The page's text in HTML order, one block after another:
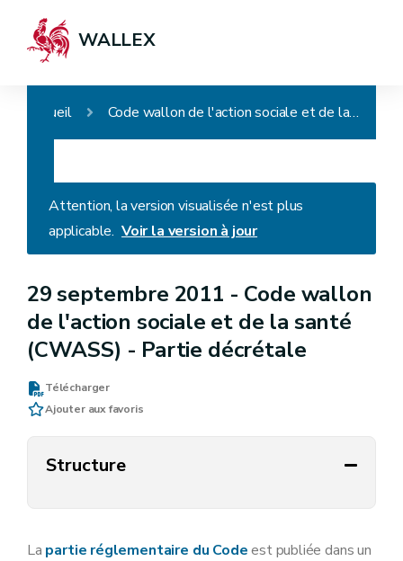
WALLEX
Accueil Code wallon de l'action sociale et de la santé (CWASS) - Partie décrétale
Attention, la version visualisée n'est plus
applicable. Voir la version à jour
29 septembre 2011 - Code wallon
de l'action sociale et de la santé
(CWASS) - Partie décrétale
Télécharger
Ajouter aux favoris
Structure
La partie réglementaire du Codeest publiée dans un